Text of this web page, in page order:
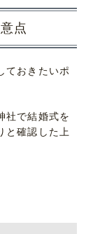
点
ておきたいポ
社で結婚式を
と確認した上